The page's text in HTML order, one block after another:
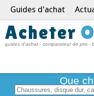
Guides d'achat
Acheter
guides d'achat - comparateur de prix -
Que